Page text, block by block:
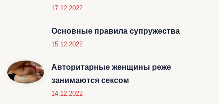
17.12.2022
Основные правила супружества
15.12.2022
Авторитарные женщины реже
занимаются сексом
14.12.2022